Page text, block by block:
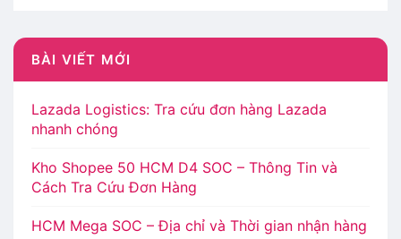
BÀI VIẾT MỚI
Lazada Logistics: Tra cứu đơn hàng Lazada
nhanh chóng
Kho Shopee 50 HCM D4 SOC – Thông Tin và
Cách Tra Cứu Đơn Hàng
HCM Mega SOC – Địa chỉ và Thời gian nhận hàng